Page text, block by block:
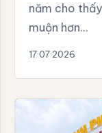
năm cho
muộn hơn…
17·07·2026